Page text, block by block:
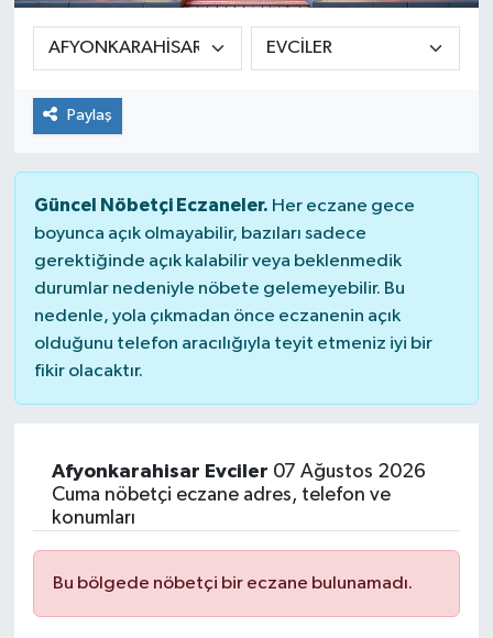
Paylaş
Güncel Nöbetçi Eczaneler. Her eczane gece
boyunca açık olmayabilir, bazıları sadece
gerektiğinde açık kalabilir veya beklenmedik
durumlar nedeniyle nöbete gelemeyebilir. Bu
nedenle, yola çıkmadan önce eczanenin açık
olduğunu telefon aracılığıyla teyit etmeniz iyi bir
fikir olacaktır.
Afyonkarahisar Evciler 07 Ağustos 2026
Cuma nöbetçi eczane adres, telefon ve
konumları
Bu bölgede nöbetçi bir eczane bulunamadı.